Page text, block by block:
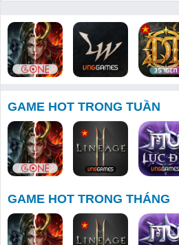
Anh Hùng
GAME HOT TRONG TUẦN
GAME HOT TRONG THÁNG